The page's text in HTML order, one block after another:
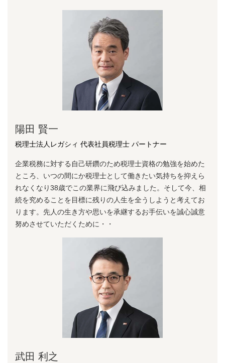
陽⽥ 賢⼀
税理士法人レガシィ 代表社員税理士 パートナー
企業税務に対する⾃⼰研鑽のため税理⼠資格の勉強を始めた
ところ、いつの間にか税理⼠として働きたい気持ちを抑えら
れなくなり38歳でこの業界に⾶び込みました。そして今、相
続を究めることを⽬標に残りの⼈⽣を全うしようと考えてお
ります。先⼈の⽣き⽅や思いを承継するお⼿伝いを誠⼼誠意
努めさせていただくために・・
武田 利之